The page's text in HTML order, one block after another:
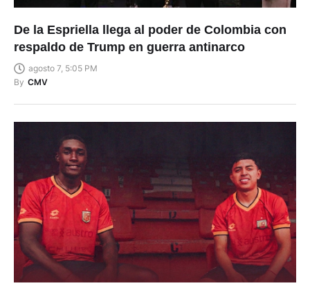
De la Espriella llega al poder de Colombia con
respaldo de Trump en guerra antinarco
agosto 7, 5:05 PM
By CMV